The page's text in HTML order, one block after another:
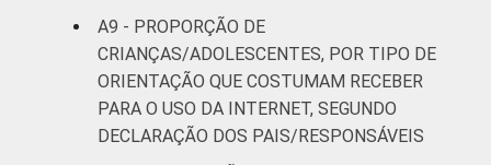
A9 - PROPORÇÃO DE
CRIANÇAS/ADOLESCENTES, POR TIPO DE
ORIENTAÇÃO QUE COSTUMAM RECEBER
PARA O USO DA INTERNET, SEGUNDO
DECLARAÇÃO DOS PAIS/RESPONSÁVEIS